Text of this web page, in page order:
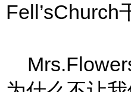
Fell’sChurch